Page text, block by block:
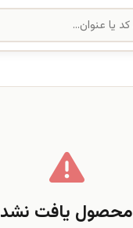
محصول یافت نشد